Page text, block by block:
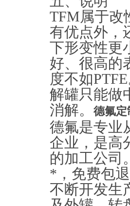
TFM属于改
有优点外，
下形变性更
好、很高的
度不如
解罐只能做
消解。
德氟定
德氟是专业
企业，是高
的加工公司
*，免费包
不断开发生